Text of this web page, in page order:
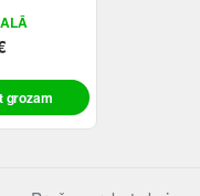
grozam